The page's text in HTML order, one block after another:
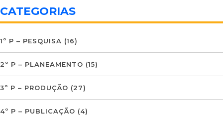
CATEGORIAS
1º P – PESQUISA (16)
2º P – PLANEAMENTO (15)
3º P – PRODUÇÃO (27)
4º P – PUBLICAÇÃO (4)